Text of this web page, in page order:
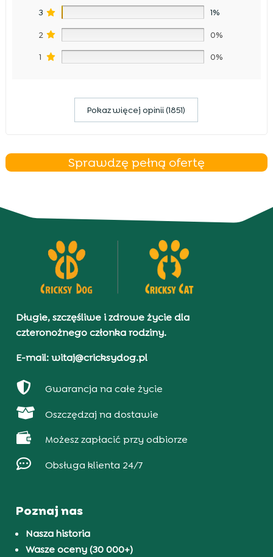
3 1%
2 0%
1 0%
Pokaz więcej opinii (1851)
Sprawdzę pełną ofertę
Długie, szczęśliwe i zdrowe życie dla
czteronożnego członka rodziny.
E-mail: witaj@cricksydog.pl
 Gwarancja na całe życie
 Oszczędzaj na dostawie
 Możesz zapłacić przy odbiorze
 Obsługa klienta 24/7
Poznaj nas
Nasza historia
Wasze oceny (30 000+)